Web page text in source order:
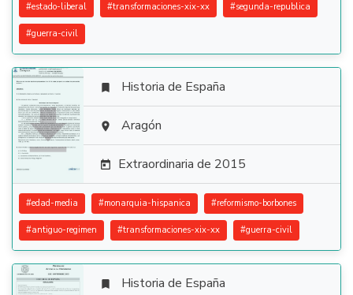
#estado-liberal #transformaciones-xix-xx #segunda-republica
#guerra-civil

 Historia de España
 Aragón
 Extraordinaria de 2015
#edad-media #monarquia-hispanica #reformismo-borbones
#antiguo-regimen #transformaciones-xix-xx #guerra-civil
 Historia de España